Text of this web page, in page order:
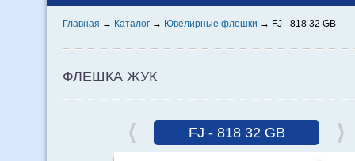
Главная Каталог Ювелирные флешки FJ - 818 32 GB
ФЛЕШКА ЖУК
FJ - 818 32 GB